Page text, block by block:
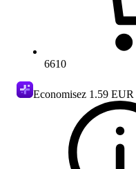
6610
Economisez 1.59 EUR